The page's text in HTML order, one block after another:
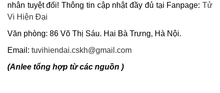
nhân tuyệt đối! Thông tin cập nhật đầy đủ tại Fanpage: Tử
Vi Hiện Đại
Văn phòng: 86 Võ Thị Sáu. Hai Bà Trưng, Hà Nội.
Email: tuvihiendai.cskh@gmail.com
(Anlee tổng hợp từ các nguồn )